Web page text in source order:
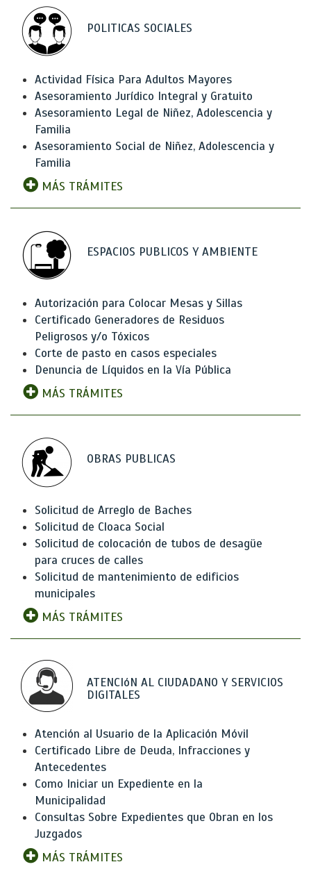
POLITICAS SOCIALES
Actividad Física Para Adultos Mayores
Asesoramiento Jurídico Integral y Gratuito
Asesoramiento Legal de Niñez, Adolescencia y
Familia
Asesoramiento Social de Niñez, Adolescencia y
Familia
MÁS TRÁMITES
ESPACIOS PUBLICOS Y AMBIENTE
Autorización para Colocar Mesas y Sillas
Certificado Generadores de Residuos
Peligrosos y/o Tóxicos
Corte de pasto en casos especiales
Denuncia de Líquidos en la Vía Pública
MÁS TRÁMITES
OBRAS PUBLICAS
Solicitud de Arreglo de Baches
Solicitud de Cloaca Social
Solicitud de colocación de tubos de desagüe
para cruces de calles
Solicitud de mantenimiento de edificios
municipales
MÁS TRÁMITES
ATENCIóN AL CIUDADANO Y SERVICIOS
DIGITALES
Atención al Usuario de la Aplicación Móvil
Certificado Libre de Deuda, Infracciones y
Antecedentes
Como Iniciar un Expediente en la
Municipalidad
Consultas Sobre Expedientes que Obran en los
Juzgados
MÁS TRÁMITES